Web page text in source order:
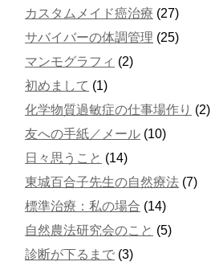
カスタムメイド癌治療 (27)
サバイバーの体調管理 (25)
マンモグラフィ (2)
初めまして (1)
化学物質過敏症の仕事場作り (2)
友への手紙／メール (10)
日々思うこと (14)
東城百合子先生の自然療法 (7)
標準治療：私の場合 (14)
自然農法研究会のこと (5)
診断が下るまで (3)